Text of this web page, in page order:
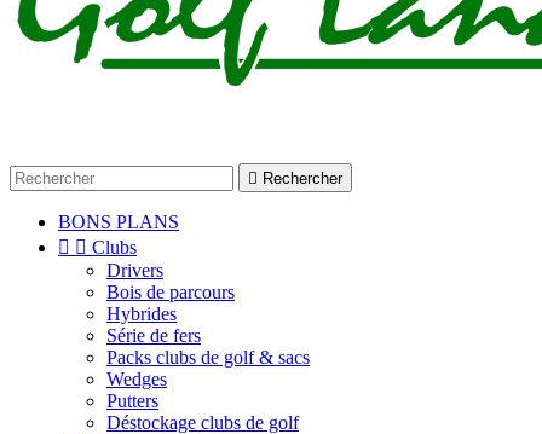
 Rechercher
BONS PLANS
  Clubs
Drivers
Bois de parcours
Hybrides
Série de fers
Packs clubs de golf & sacs
Wedges
Putters
Déstockage clubs de golf